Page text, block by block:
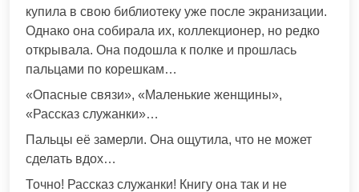
купила в свою библиотеку уже после экранизации.
Однако она собирала их, коллекционер, но редко
открывала. Она подошла к полке и прошлась
пальцами по корешкам…
«Опасные связи», «Маленькие женщины»,
«Рассказ служанки»…
Пальцы её замерли. Она ощутила, что не может
сделать вдох…
Точно! Рассказ служанки! Книгу она так и не